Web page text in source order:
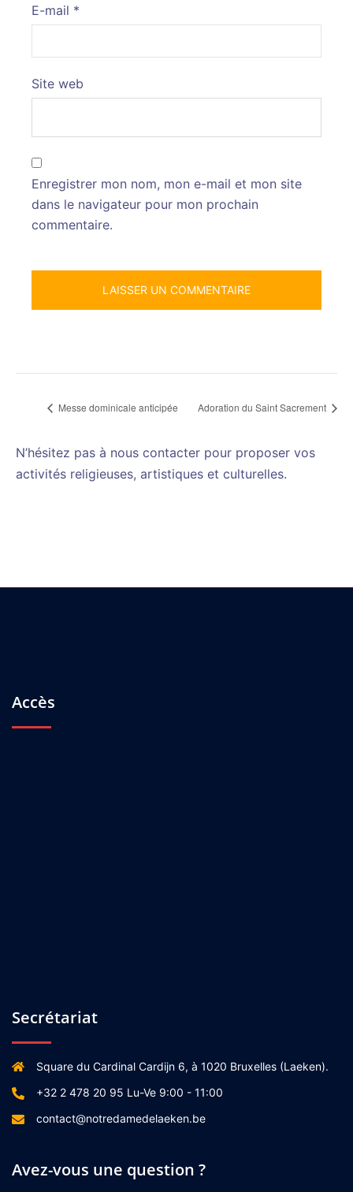
E-mail *
Site web
Enregistrer mon nom, mon e-mail et mon site
dans le navigateur pour mon prochain
commentaire.
Messe dominicale anticipée Adoration du Saint Sacrement
N’hésitez pas à nous contacter pour proposer vos
activités religieuses, artistiques et culturelles.
Accès
Secrétariat
Square du Cardinal Cardijn 6, à 1020 Bruxelles (Laeken).
+32 2 478 20 95 Lu-Ve 9:00 - 11:00
contact@notredamedelaeken.be
Avez-vous une question ?